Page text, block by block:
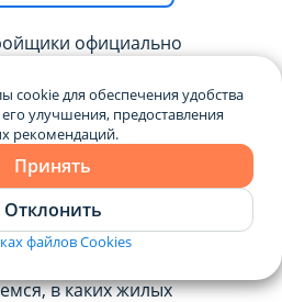
официально
кредитных
1% годовых в коллаборации
«А-100 Девелопмент»
заявок и
уже в середине августа.
двухлетний грейс-период
а в отдельных случаях —
сделку без
в каких жилых
cookie для обеспечения удобства
улучшения, предоставления
рекомендаций.
Принять
Отклонить
файлов Cookies